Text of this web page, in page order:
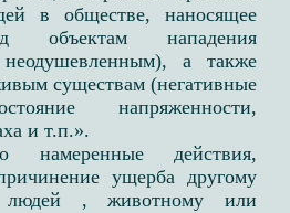
в обществе, наносящее
объектам нападения
а также
существам (негативные
напряженности,
и т.п.».​
действия,
ущерба другому
людей , животному или